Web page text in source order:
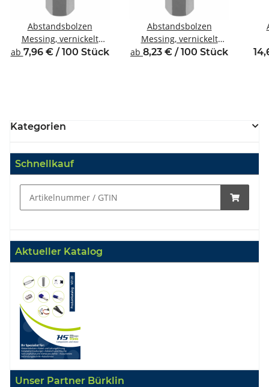
Abstandsbolzen
Messing, vernickelt
Innen/Innengewinde
ab 7,96 € / 100 Stück
Abstandsbolzen
Messing, vernickelt
Innen/Innengewinde M3
ab 8,23 € / 100 Stück
Kategorien
Schnellkauf
Aktueller Katalog
Unser Partner Bürklin